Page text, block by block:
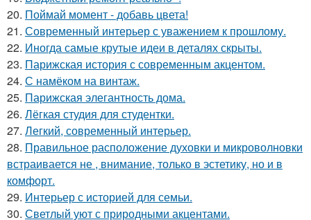
20. Поймай момент - добавь цвета!
21. Современный интерьер с уважением к прошлому.
22. Иногда самые крутые идеи в деталях скрыты.
23. Парижская история с современным акцентом.
24. С намёком на винтаж.
25. Парижская элегантность дома.
26. Лёгкая студия для студентки.
27. Легкий, современный интерьер.
28. Правильное расположение духовки и микроволновки
встраивается не , внимание, только в эстетику, но и в
комфорт.
29. Интерьер с историей для семьи.
30. Светлый уют с природными акцентами.